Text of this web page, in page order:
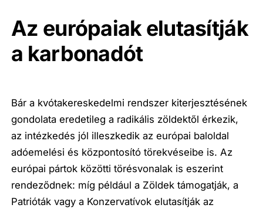
Az európaiak elutasítják
a karbonadót
Bár a kvótakereskedelmi rendszer kiterjesztésének
gondolata eredetileg a radikális zöldektől érkezik,
az intézkedés jól illeszkedik az európai baloldal
adóemelési és központosító törekvéseibe is. Az
európai pártok közötti törésvonalak is eszerint
rendeződnek: míg például a Zöldek támogatják, a
Patrióták vagy a Konzervatívok elutasítják az